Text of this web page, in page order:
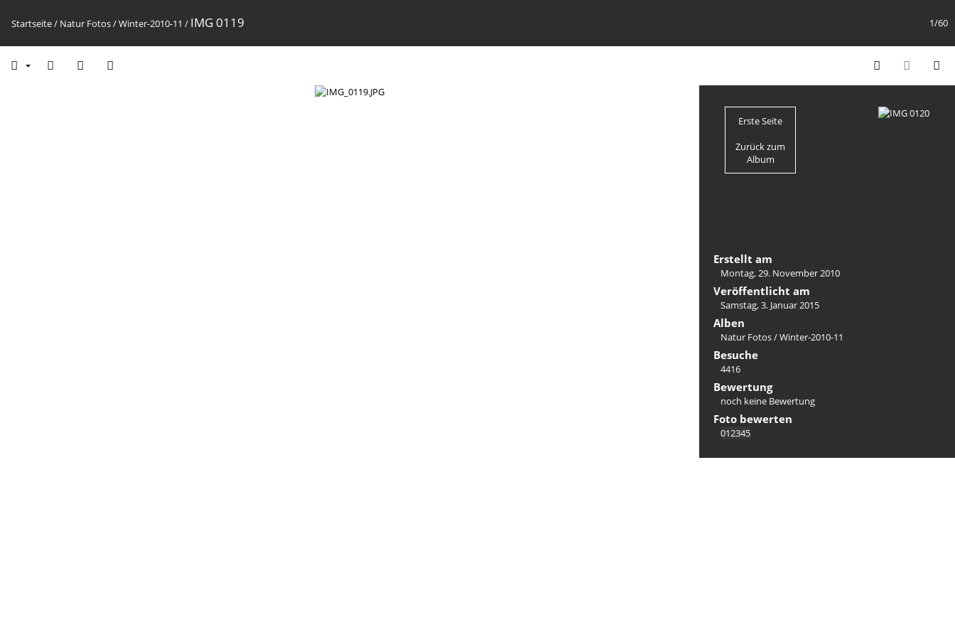
1/60
Startseite/ Natur Fotos/Winter-2010-11 / IMG 0119
Erste Seite
Zurück zum
Album
Erstellt am
Montag, 29. November 2010
Veröffentlicht am
Samstag, 3. Januar 2015
Alben
Natur Fotos/Winter-2010-11
Besuche
4416
Bewertung
noch keine Bewertung
Foto bewerten